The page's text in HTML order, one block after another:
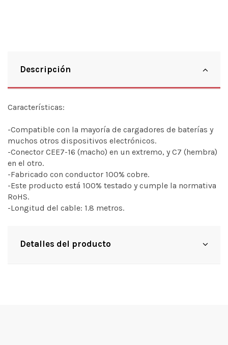
Descripción
Características:
-Compatible con la mayoría de cargadores de baterías y
muchos otros dispositivos electrónicos.
-Conector CEE7-16 (macho) en un extremo, y C7 (hembra)
en el otro.
-Fabricado con conductor 100% cobre.
-Este producto está 100% testado y cumple la normativa
RoHS.
-Longitud del cable: 1.8 metros.
Detalles del producto